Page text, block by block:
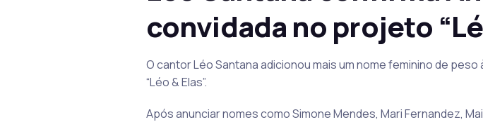
convidada no projeto
O cantor Léo Santana adicionou mais um nome feminino de
“Léo & Elas”.
Após anunciar nomes como Simone Mendes, Mari Fernandez,